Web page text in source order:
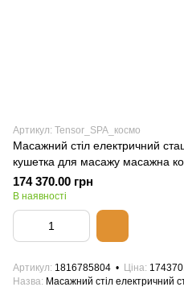
Артикул: Tensor_SPA_космо
Масажний стіл електричний
кушетка для масажу масажна
174 370.00 грн
В наявності
Артикул 1816785804 Ціна
Назва Масажний стіл електричний